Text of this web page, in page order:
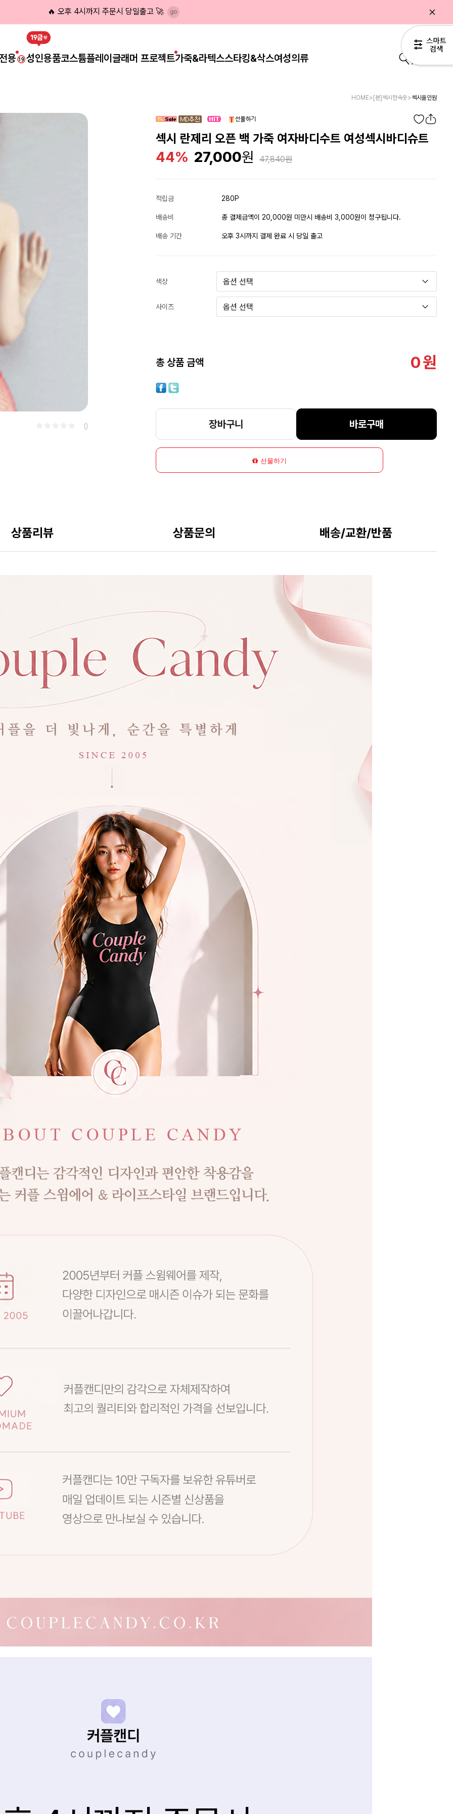
🔥 오후 4시까지 주문시 당일출고 🚀
용 성인용품코스튬플레이 글래머 프로젝트가죽&라텍스스타킹&삭스여성의류
HOME> [본]섹시한속옷>섹시올인원
()
섹시 란제리 오픈 백 가죽 여자바디수트 여성섹시바디슈트
44% 27,000 47,840
적립금 280P
배송비 총 결제금액이 20,000원 미만시 배송비 3,000원이 청구됩니다.
배송 기간 오후 3시까지 결제 완료 시 당일 출고
색상
사이즈
총 상품 금액 0원
장바구니 바로구매
선물하기
상품리뷰 상품문의 배송/교환/반품